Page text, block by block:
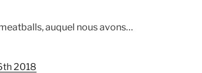
auquel nous avons…
2018